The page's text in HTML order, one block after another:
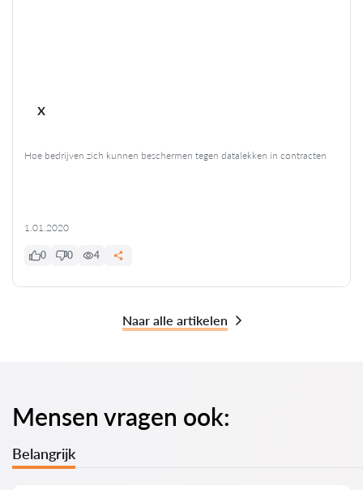
x
Hoe bedrijven zich kunnen beschermen tegen datalekken in contracten
1.01.2020
0 0 4
Naar alle artikelen
Mensen vragen ook:
Belangrijk